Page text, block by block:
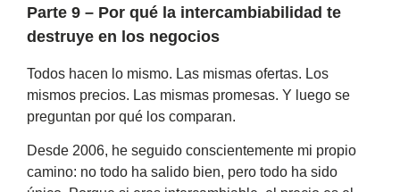
Parte 9 – Por qué la intercambiabilidad te
destruye en los negocios
Todos hacen lo mismo. Las mismas ofertas. Los
mismos precios. Las mismas promesas. Y luego se
preguntan por qué los comparan.
Desde 2006, he seguido conscientemente mi propio
camino: no todo ha salido bien, pero todo ha sido